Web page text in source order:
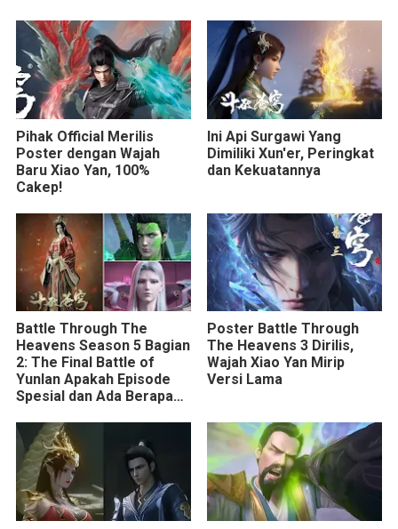
Pihak Official Merilis
Poster dengan Wajah
Baru Xiao Yan, 100%
Cakep!
Ini Api Surgawi Yang
Dimiliki Xun'er, Peringkat
dan Kekuatannya
Battle Through The
Heavens Season 5 Bagian
2: The Final Battle of
Yunlan Apakah Episode
Spesial dan Ada Berapa
Poster Battle Through
The Heavens 3 Dirilis,
Wajah Xiao Yan Mirip
Versi Lama